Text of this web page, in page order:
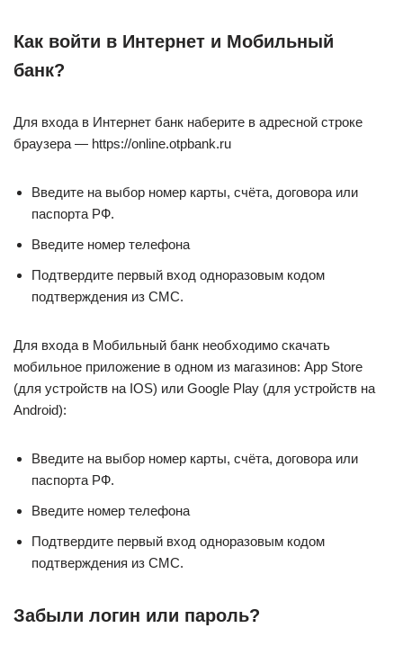
Как войти в Интернет и Мобильный
банк?
Для входа в Интернет банк наберите в адресной строке
браузера — https://online.otpbank.ru
Введите на выбор номер карты, счёта, договора или
паспорта РФ.
Введите номер телефона
Подтвердите первый вход одноразовым кодом
подтверждения из СМС.
Для входа в Мобильный банк необходимо скачать
мобильное приложение в одном из магазинов: App Store
(для устройств на IOS) или Google Play (для устройств на
Android):
Введите на выбор номер карты, счёта, договора или
паспорта РФ.
Введите номер телефона
Подтвердите первый вход одноразовым кодом
подтверждения из СМС.
Забыли логин или пароль?